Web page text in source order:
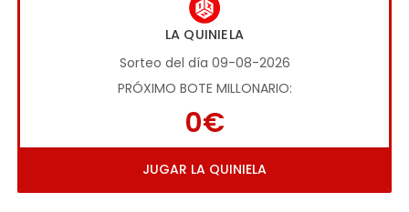
LA QUINIELA
Sorteo del día 09-08-2026
PRÓXIMO BOTE MILLONARIO:
0€
JUGAR LA QUINIELA